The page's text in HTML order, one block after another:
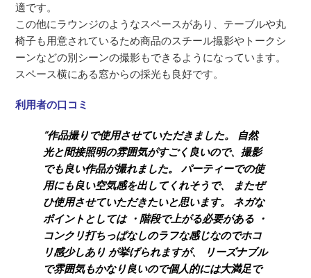
適です。
この他にラウンジのようなスペースがあり、テーブルや丸
椅子も用意されているため商品のスチール撮影やトークシ
ーンなどの別シーンの撮影もできるようになっています。
スペース横にある窓からの採光も良好です。
利用者の口コミ
”作品撮りで使用させていただきました。 自然
光と間接照明の雰囲気がすごく良いので、撮影
でも良い作品が撮れました。 パーティーでの使
用にも良い空気感を出してくれそうで、 またぜ
ひ使用させていただきたいと思います。 ネガな
ポイントとしては ・階段で上がる必要がある ・
コンクリ打ちっぱなしのラフな感じなのでホコ
リ感少しあり が挙げられますが、 リーズナブル
で雰囲気もかなり良いので個人的には大満足で